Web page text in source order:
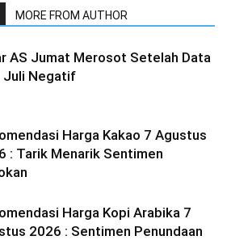
MORE FROM AUTHOR
AS Jumat Merosot Setelah Data
Juli Negatif
Harga Kakao 7 Agustus
: Tarik Menarik Sentimen
Harga Kopi Arabika 7
2026 : Sentimen Penundaan